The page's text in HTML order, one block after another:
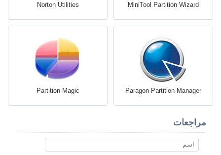
MiniTool Partition Wizard
Norton Utilities
Paragon Partition Manager
Partition Magic
مراجعات